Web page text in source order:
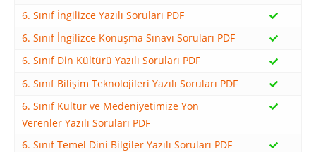
6. Sınıf İngilizce Yazılı Soruları PDF
6. Sınıf İngilizce Konuşma Sınavı Soruları PDF
6. Sınıf Din Kültürü Yazılı Soruları PDF
6. Sınıf Bilişim Teknolojileri Yazılı Soruları PDF
6. Sınıf Kültür ve Medeniyetimize Yön
Verenler Yazılı Soruları PDF
6. Sınıf Temel Dini Bilgiler Yazılı Soruları PDF